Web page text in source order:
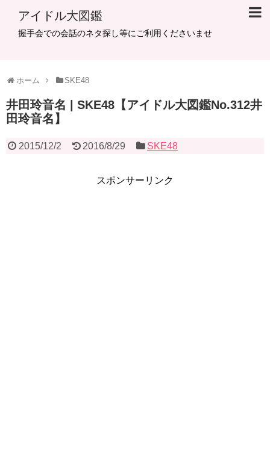
アイドル大図鑑
握手会での会話のネタ探し等にご利用くださいませ
ホーム SKE48
井田玲音名 | SKE48【アイドル大図鑑No.312井
田玲音名】
2015/12/2 2016/8/29 SKE48
スポンサーリンク